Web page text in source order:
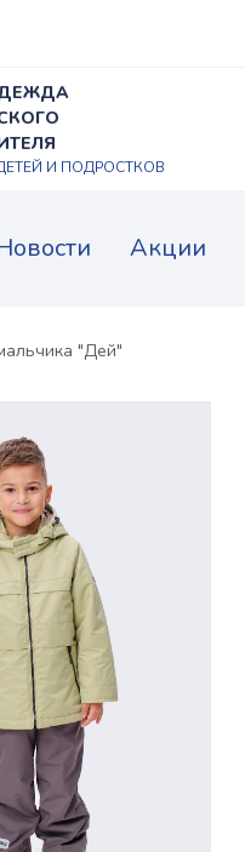
И ПОДРОСТКОВ
Акции
"Дей"